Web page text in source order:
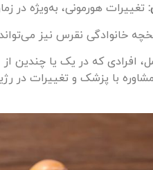
تغییرات هورمونی، به‌ویژه در
خانوادگی نقرس نیز
افرادی که در یک یا
با پزشک و تغییرات در